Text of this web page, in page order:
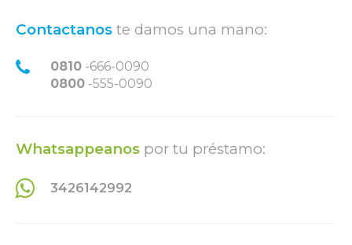
Contactanos te damos una mano:
0810 -666-0090
0800 -555-0090
Whatsappeanos por tu préstamo:
3426142992